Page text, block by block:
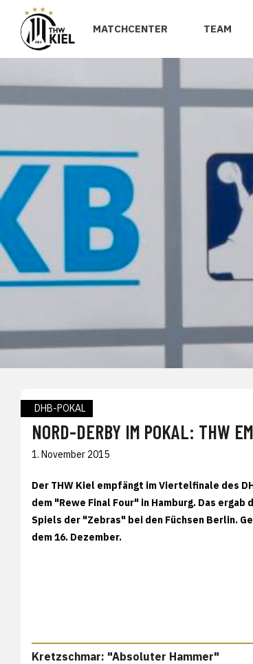
MATCHCENTER TEAM
DHB-POKAL
NORD-DERBY IM POKAL: THW
1. November 2015
Der THW Kiel empfängt im Viertelfinale des
dem "Rewe Final Four" in Hamburg. Das
Spiels der "Zebras" bei den Füchsen Berlin.
dem 16. Dezember.
Kretzschmar: "Absoluter Hammer"